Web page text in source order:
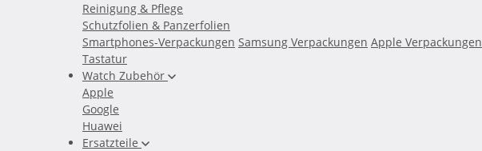
Reinigung & Pflege
Schutzfolien & Panzerfolien
Smartphones-Verpackungen Samsung Verpackungen Apple Verpackungen
Tastatur
Watch Zubehör
Apple
Google
Huawei
Ersatzteile